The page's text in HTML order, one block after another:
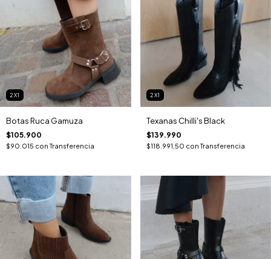
2X1
Botas Ruca Gamuza
$105.900
$90.015 con Transferencia
2X1
Texanas Chilli's Black
$139.990
$118.991,50 conTransferencia